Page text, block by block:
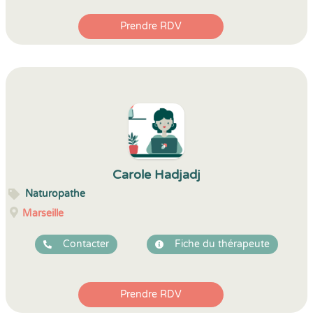
Prendre RDV
Carole Hadjadj
Naturopathe
Marseille
Contacter Fiche du thérapeute
Prendre RDV